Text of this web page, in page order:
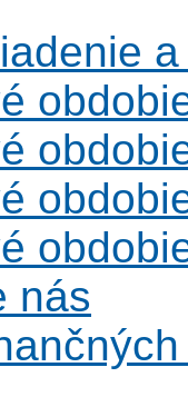
nás